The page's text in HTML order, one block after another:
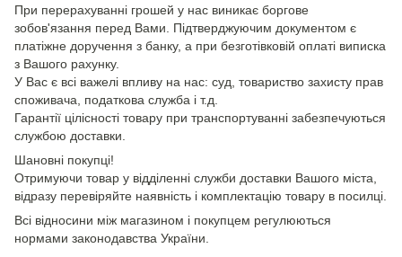
При перерахуванні грошей у нас виникає боргове
зобов'язання перед Вами. Підтверджуючим документом є
платіжне доручення з банку, а при безготівковій оплаті виписка
з Вашого рахунку.
У Вас є всі важелі впливу на нас: суд, товариство захисту прав
споживача, податкова служба і т.д.
Гарантії цілісності товару при транспортуванні забезпечуються
службою доставки.
Шановні покупці!
Отримуючи товар у відділенні служби доставки Вашого міста,
відразу перевіряйте наявність і комплектацію товару в посилці.
Всі відносини між магазином і покупцем регулюються
нормами законодавства України.